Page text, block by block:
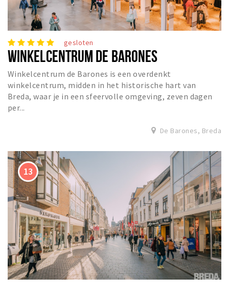
gesloten
WINKELCENTRUM DE BARONES
Winkelcentrum de Barones is een overdenkt
winkelcentrum, midden in het historische hart van
Breda, waar je in een sfeervolle omgeving, zeven dagen
per...
De Barones, Breda